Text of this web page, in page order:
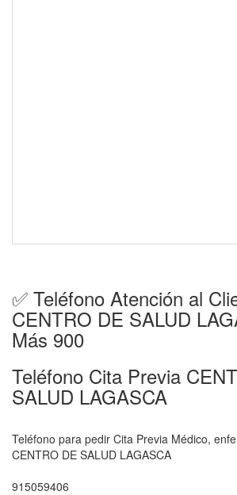
✅ Teléfono Atención al
CENTRO DE SALUD
Más 900
Teléfono Cita Previa
SALUD LAGASCA
Teléfono para pedir Cita Previa Médico,
CENTRO DE SALUD LAGASCA
915059406